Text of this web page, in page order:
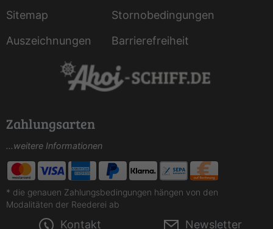
Sitemap
Stornobedingungen
Auszeichnungen
Barrierefreiheit
Zahlungsarten
...weitere Informationen
* die genauen Zahlungsbedingungen hängen von den
Modalitäten der Reederei ab
Kontakt Newsletter